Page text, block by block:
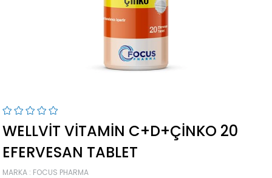
WELLVIT VITAMIN C+D+ÇINKO 20
EFERVESAN TABLET
MARKA : FOCUS PHARMA